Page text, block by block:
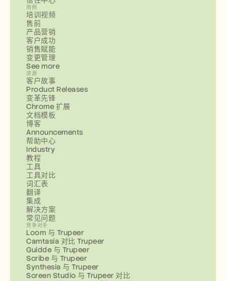
用例
培训视频
售前
产品营销
客户成功
销售赋能
变更管理
See more
资源
客户故事
Product Releases
变革先锋
Chrome 扩展
文档模板
博客
Announcements
帮助中心
Industry
教程
工具
工具对比
词汇表
翻译
集成
解决方案
常见问题
竞争对手
Loom 与 Trupeer
Camtasia 对比 Trupeer
Guidde 与 Trupeer
Scribe 与 Trupeer
Synthesia 与 Trupeer
Screen Studio 与 Trupeer 对比